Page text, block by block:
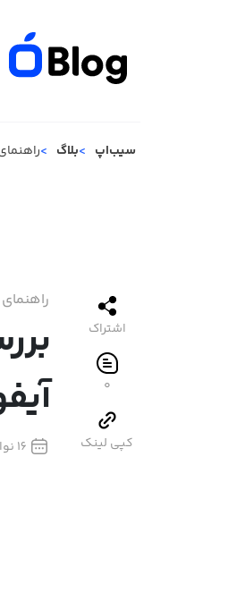
سیب‌اپ بلاگ
16 نوامبر 2025
اشتراک
۰
کپی لینک